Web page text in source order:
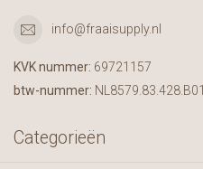
info@fraaisupply.nl
KVK nummer: 69721157
btw-nummer: NL8579.83.428.B01
Categorieën